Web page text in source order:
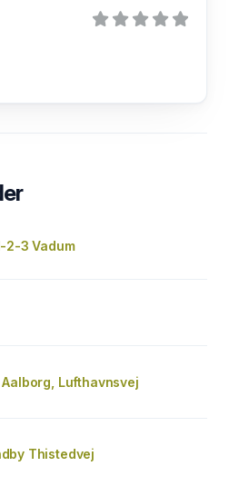
2-3 Vadum
Lufthavnsvej
Thistedvej